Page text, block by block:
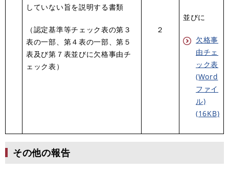
していない旨を説明する書類
（認定基準等チェック表の第３
表の一部、第４表の一部、第５
表及び第７表並びに欠格事由チ
ェック表）
２
並びに
欠格事
由チェ
ック表
(Word
ファイ
ル)
(16KB)
その他の報告